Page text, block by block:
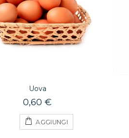
Uova
0,60 €
AGGIUNGI